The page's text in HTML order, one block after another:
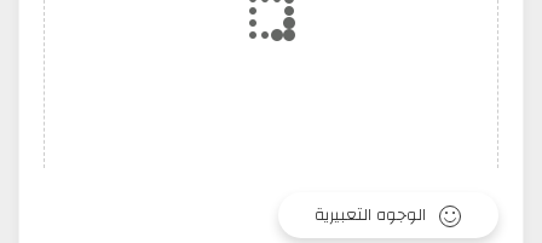
الوجوه التعبيرية